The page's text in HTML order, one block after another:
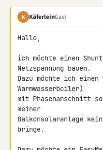
K KäferleinGast
Hallo,
ich möchte einen
Netzspannung bauen.
Dazu möchte ich
Warmwasserboiler)
mit Phasenanschnitt
meiner
Balkonsolaranlage
bringe.